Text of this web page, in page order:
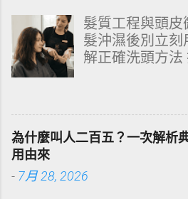
源性變色的自
牙醫美白療程評
指南：破除3大
理策略 一、 牙
何泛黃，首先必
織構造。牙齒最
（Enamel，又
髮質工程與頭
髮沖濕後別立刻
解正確洗頭方法
構化思維，拆
康髮質。 💡 理
天天洗頭，頭皮
數人的頭皮問題
為什麼叫人二百五？一次解析
用由來
- 7月 28, 2026